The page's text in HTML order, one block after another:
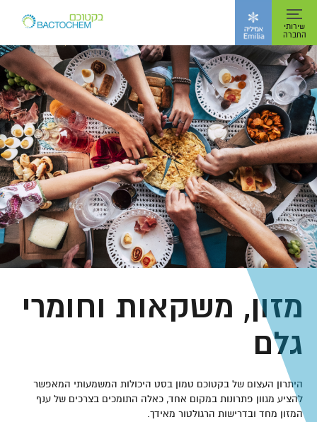
Toggle navigation
שירותי
החברה
מזון, משקאות וחומרי
גלם
היתרון העצום של בקטוכם טמון בסט היכולות המשמעותי המאפשר
להציע מגוון פתרונות במקום אחד, כאלה התומכים בצרכים של ענף
המזון מחד ובדרישות הרגולטור מאידך.